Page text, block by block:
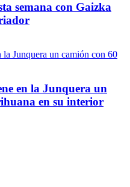
semana con Gaizka
en la Junquera un
en su interior